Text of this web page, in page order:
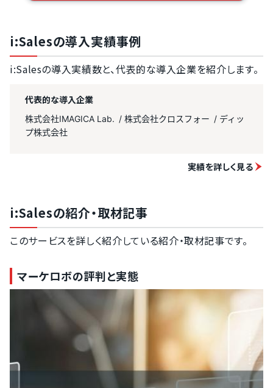
i:Salesの導入実績事例
i:Salesの導入実績数と、代表的な導入企業を紹介します。
代表的な導入企業
株式会社IMAGICA Lab. 株式会社クロスフォー
ディッ
プ株式会社
実績を詳しく見る
i:Salesの紹介・取材記事
このサービスを詳しく紹介している紹介・取材記事です。
マーケロボの評判と実態